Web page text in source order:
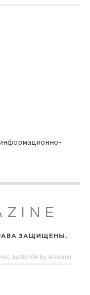
ЗАЩИЩЕНЫ.
JustWrite byAcosmin